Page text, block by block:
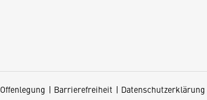
Offenlegung Barrierefreiheit Datenschutzerklärung